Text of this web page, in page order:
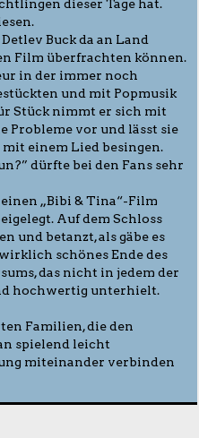
dieser Tage hat.
Buck da an Land
Film überfrachten können.
in der immer noch
und mit Popmusik
Stück nimmt er sich mit
Probleme vor und lässt sie
einem Lied besingen.
dürfte bei den Fans sehr
„Bibi & Tina“-Film
Auf dem Schloss
und betanzt, als gäbe es
schönes Ende des
das nicht in jedem der
hochwertig unterhielt.
Familien, die den
spielend leicht
miteinander verbinden